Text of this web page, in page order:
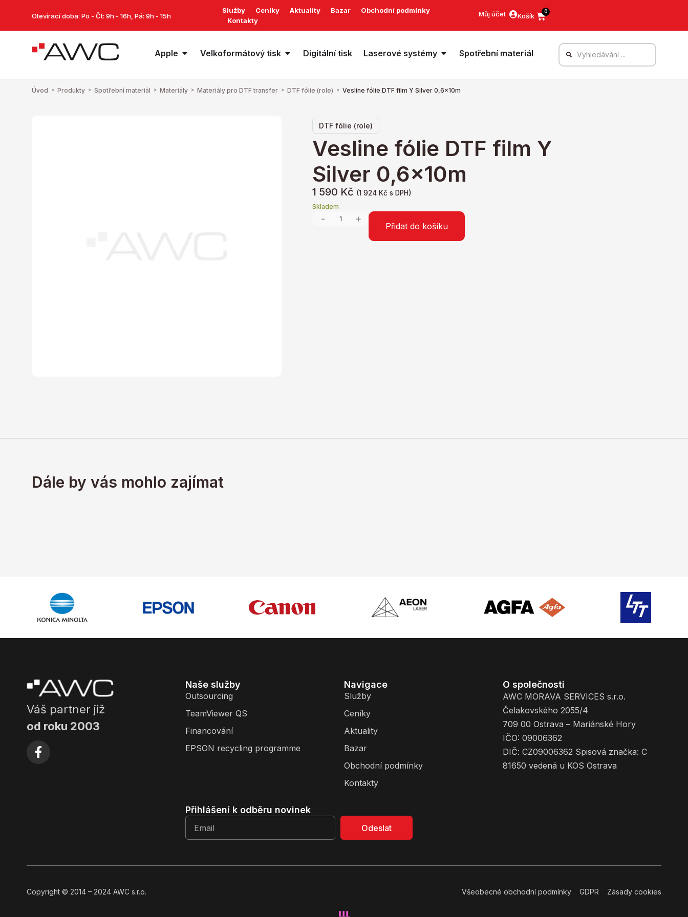
Otevírací doba: Po - Čt: 9h - 16h, Pá: 9h - 15h
Služby Ceníky Aktuality Bazar
Obchodní podmínky
Kontakty
Můj účet 0
Apple Velkoformátový tisk Digitální tisk Laserové systémy Spotřební materiál
Úvod > Produkty > Spotřební materiál > Materiály > Materiály pro DTF transfer > DTF fólie (role) > Vesline fólie DTF film Y Silver 0,6x10m
DTF fólie (role)
Vesline fólie DTF film Y
Silver 0,6x10m
1 590 Kč (1 924 Kč s DPH)
Skladem
- +
Přidat do košíku
Dále by vás mohlo zajímat
Váš partner již
od roku 2003
Naše služby
Outsourcing
TeamViewer QS
Financování
EPSON recycling programme
Navigace
Služby
Ceníky
Aktuality
Bazar
Obchodní podmínky
Kontakty
O společnosti
AWC MORAVA SERVICES s.r.o.
Čelakovského 2055/4
709 00 Ostrava – Mariánské Hory
IČO: 09006362
DIČ: CZ09006362 Spisová značka: C
81650 vedená u KOS Ostrava
Přihlášení k odběru novinek
Odeslat
Copyright © 2014 – 2024 AWC s.r.o. Všeobecné obchodní podmínky GDPR Zásady cookies